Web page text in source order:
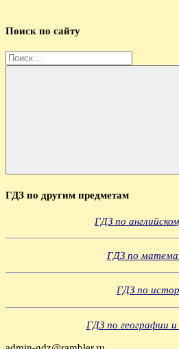
Поиск по сайту
Найти:
Поиск
ГДЗ по другим предметам
ГДЗ по
ГДЗ по
ГДЗ по
ГДЗ по географии и